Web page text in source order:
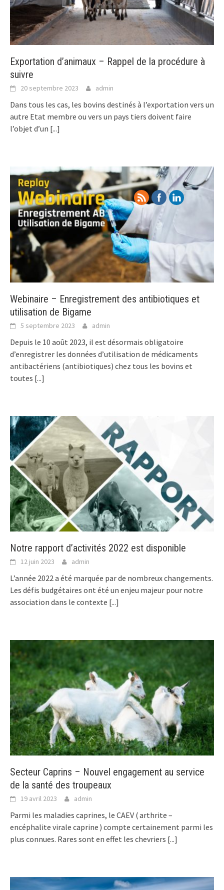
Exportation d’animaux – Rappel de la procédure à
suivre
20 septembre 2023 admin
Dans tous les cas, les bovins destinés à l’exportation vers un
autre Etat membre ou vers un pays tiers doivent faire
l’objet d’un [...]
Webinaire – Enregistrement des antibiotiques et
utilisation de Bigame
5 septembre 2023 admin
Depuis le 10 août 2023, il est désormais obligatoire
d’enregistrer les données d’utilisation de médicaments
antibactériens (antibiotiques) chez tous les bovins et
toutes [...]
Notre rapport d’activités 2022 est disponible
12 juin 2023 admin
L’année 2022 a été marquée par de nombreux changements.
Les défis budgétaires ont été un enjeu majeur pour notre
association dans le contexte [...]
Secteur Caprins – Nouvel engagement au service
de la santé des troupeaux
19 avril 2023 admin
Parmi les maladies caprines, le CAEV ( arthrite –
encéphalite virale caprine ) compte certainement parmi les
plus connues. Rares sont en effet les chevriers [...]